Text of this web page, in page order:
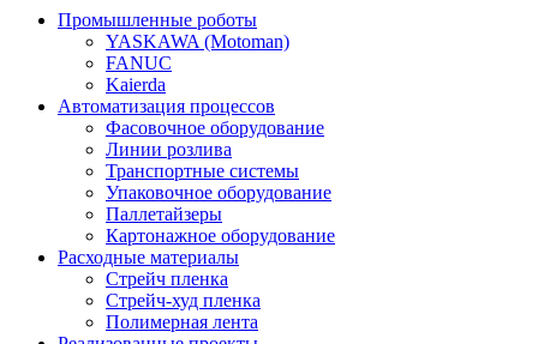
Промышленные роботы
YASKAWA (Motoman)
FANUC
Kaierda
Автоматизация процессов
Фасовочное оборудование
Линии розлива
Транспортные системы
Упаковочное оборудование
Паллетайзеры
Картонажное оборудование
Расходные материалы
Стрейч пленка
Стрейч-худ пленка
Полимерная лента